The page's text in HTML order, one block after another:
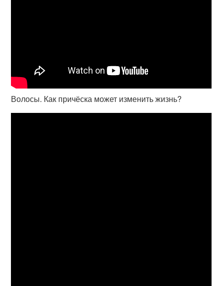
Волосы. Как причёска может изменить жизнь?